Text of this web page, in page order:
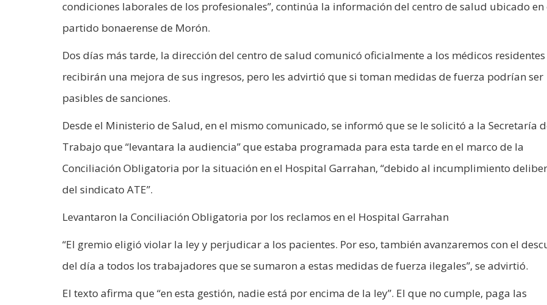
condiciones laborales de los profesionales”, continúa la información del centro de salud ubicado en
partido bonaerense de Morón.
Dos días más tarde, la dirección del centro de salud comunicó oficialmente a los médicos
recibirán una mejora de sus ingresos, pero les advirtió que si toman medidas de fuerza podrían ser
pasibles de sanciones.
Desde el Ministerio de Salud, en el mismo comunicado, se informó que se le solicitó a la Secretaría
Trabajo que “levantara la audiencia” que estaba programada para esta tarde en el marco de la
Conciliación Obligatoria por la situación en el Hospital Garrahan, “debido al incumplimiento
del sindicato ATE”.
Levantaron la Conciliación Obligatoria por los reclamos en el Hospital Garrahan
“El gremio eligió violar la ley y perjudicar a los pacientes. Por eso, también avanzaremos con el
del día a todos los trabajadores que se sumaron a estas medidas de fuerza ilegales”, se advirtió.
El texto afirma que “en esta gestión, nadie está por encima de la ley”. El que no cumple, paga las